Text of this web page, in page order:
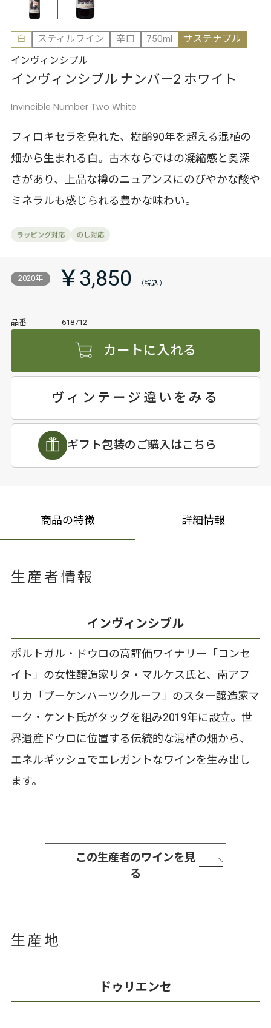
白 スティルワイン 辛口 750ml
サステナブル
インヴィンシブル
インヴィンシブル ナンバー2 ホワイト
Invincible Number Two White
フィロキセラを免れた、樹齢90年を超える混植の
畑から生まれる白。古木ならではの凝縮感と奥深
さがあり、上品な樽のニュアンスにのびやかな酸や
ミネラルも感じられる豊かな味わい。
2020年 ￥3,850
品番 618712
カートに入れる
ヴィンテージ違いをみる
ギフト包装のご購入はこちら
商品の特徴 詳細情報
生産者情報
インヴィンシブル
ポルトガル・ドウロの高評価ワイナリー「コンセ
イト」の女性醸造家リタ・マルケス氏と、南アフ
リカ「ブーケンハーツクルーフ」のスター醸造家マ
ーク・ケント氏がタッグを組み2019年に設立。世
界遺産ドウロに位置する伝統的な混植の畑から、
エネルギッシュでエレガントなワインを生み出し
ます。
この生産者のワインを見
る
生産地
ドゥリエンセ